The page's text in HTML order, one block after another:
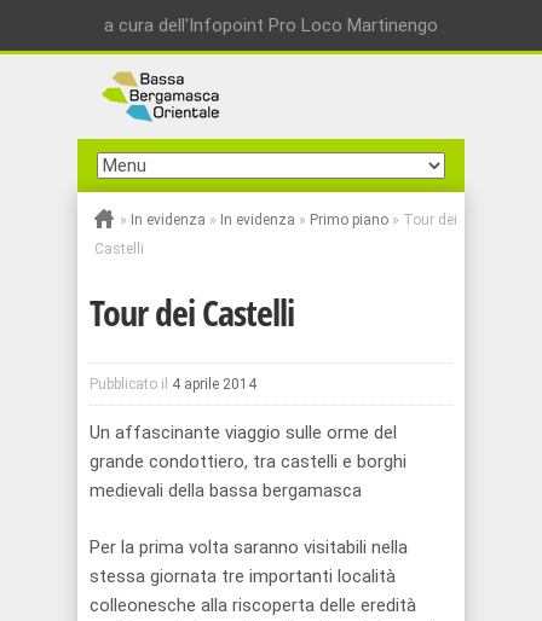
a cura dell'Infopoint Pro Loco Martinengo
» In evidenza » In evidenza » Primo piano » Tour dei
Castelli
Tour dei Castelli
Pubblicato il 4 aprile 2014
Un affascinante viaggio sulle orme del
grande condottiero, tra castelli e borghi
medievali della bassa bergamasca
Per la prima volta saranno visitabili nella
stessa giornata tre importanti località
colleonesche alla riscoperta delle eredità